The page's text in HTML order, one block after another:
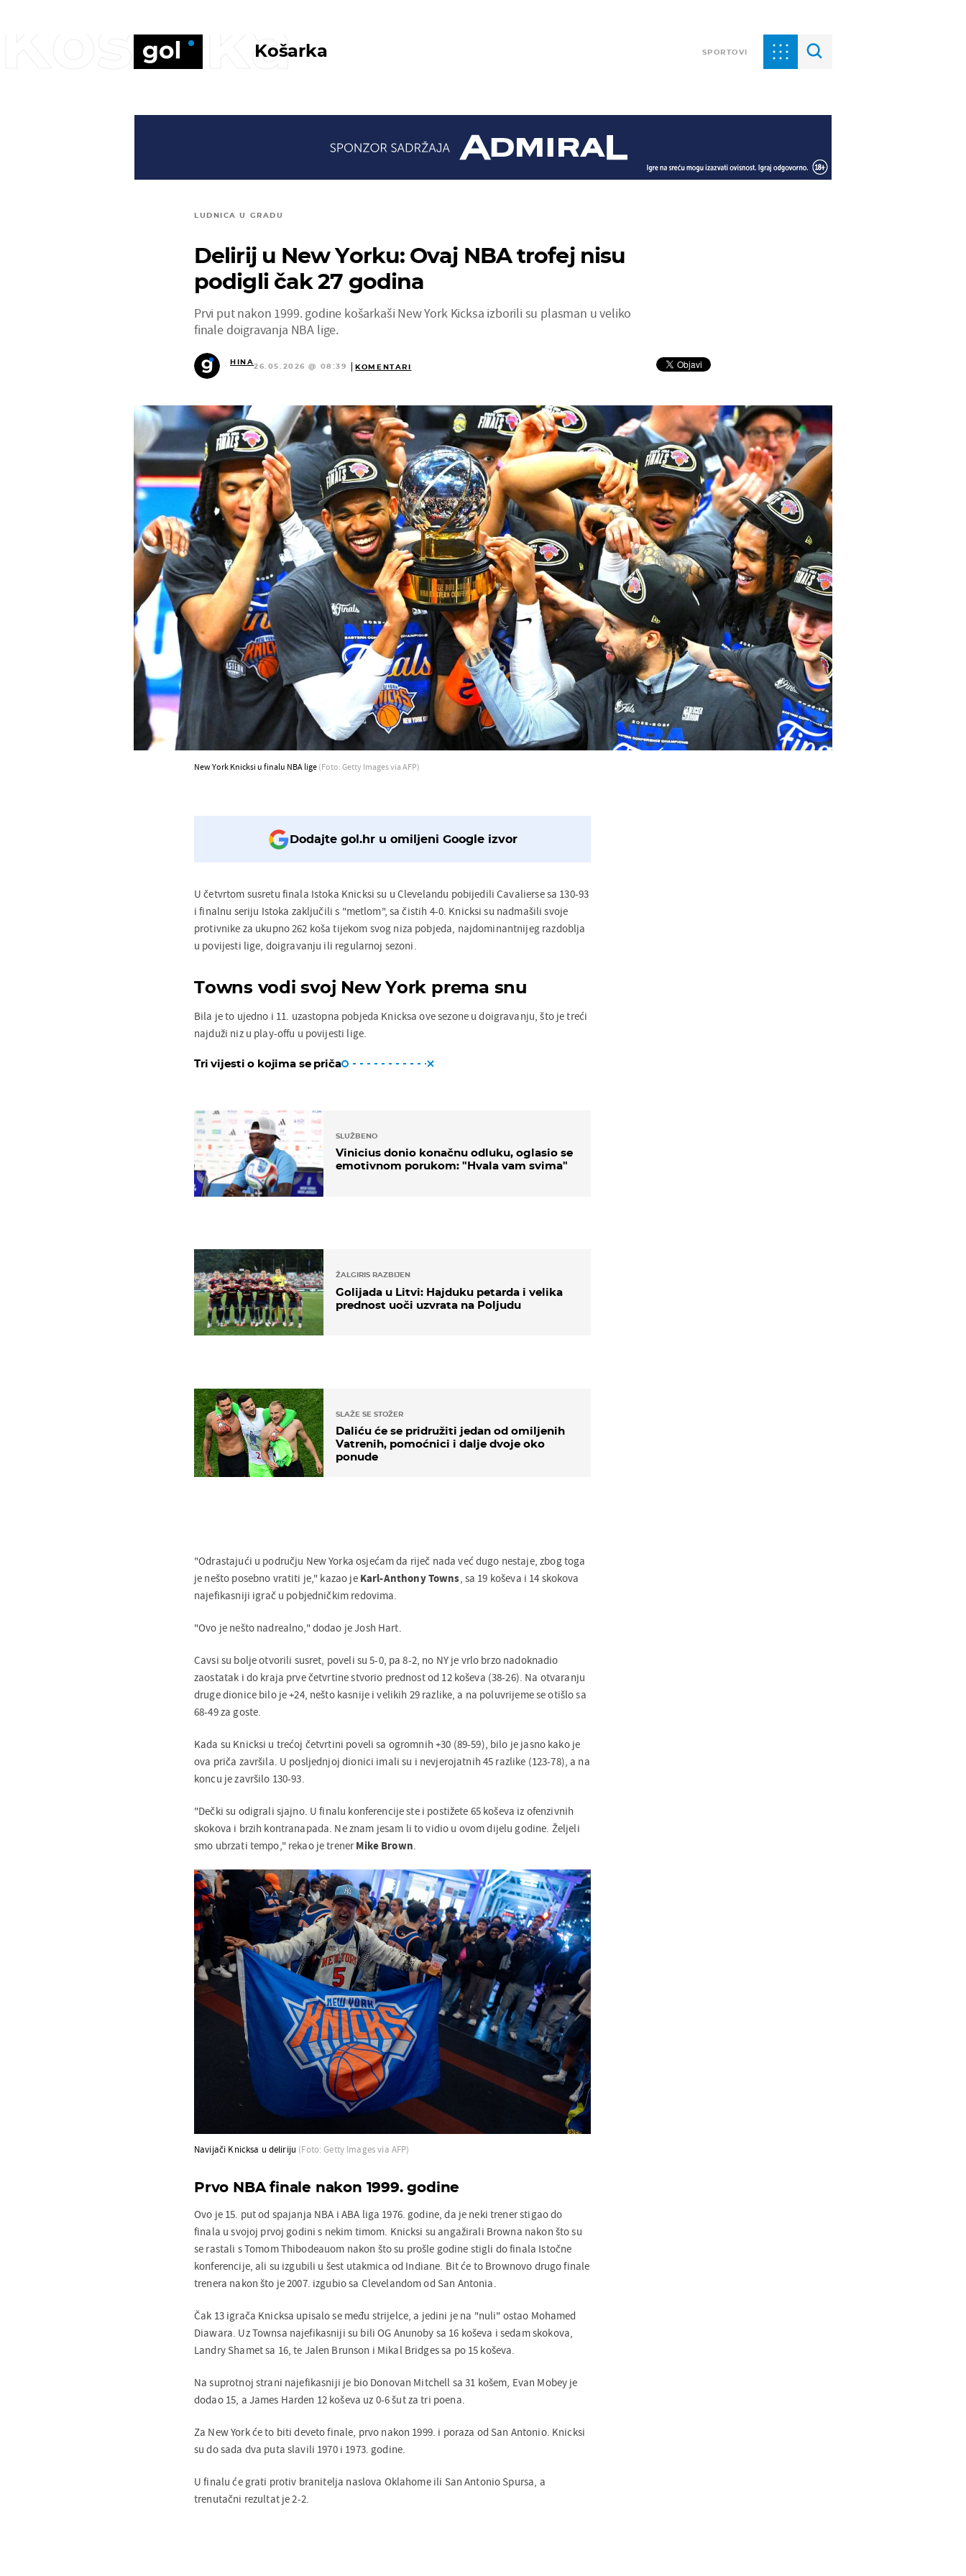
Košarka SPORTOVI
Košarka
LUDNICA U GRADU
Delirij u New Yorku: Ovaj NBA trofej nisu
podigli čak 27 godina
Prvi put nakon 1999. godine košarkaši New York Kicksa izborili su plasman u veliko
finale doigravanja NBA lige.
HINA
26.05.2026 @ 08:39 KOMENTARI
New York Knicksi u finalu NBA lige (Foto: Getty Images via AFP)
Dodajte gol.hr u omiljeni Google izvor
U četvrtom susretu finala Istoka Knicksi su u Clevelandu pobijedili Cavalierse sa 130-93
i finalnu seriju Istoka zaključili s "metlom", sa čistih 4-0. Knicksi su nadmašili svoje
protivnike za ukupno 262 koša tijekom svog niza pobjeda, najdominantnijeg razdoblja
u povijesti lige, doigravanju ili regularnoj sezoni.
Towns vodi svoj New York prema snu
Bila je to ujedno i 11. uzastopna pobjeda Knicksa ove sezone u doigravanju, što je treći
najduži niz u play-offu u povijesti lige.
Tri vijesti o kojima se priča
SLUŽBENO
Vinicius donio konačnu odluku, oglasio se
emotivnom porukom: "Hvala vam svima"
ŽALGIRIS RAZBIJEN
Golijada u Litvi: Hajduku petarda i velika
prednost uoči uzvrata na Poljudu
SLAŽE SE STOŽER
Daliću će se pridružiti jedan od omiljenih
Vatrenih, pomoćnici i dalje dvoje oko
ponude
"Odrastajući u području New Yorka osjećam da riječ nada već dugo nestaje, zbog toga
je nešto posebno vratiti je," kazao je Karl-Anthony Towns, sa 19 koševa i 14 skokova
najefikasniji igrač u pobjedničkim redovima.
"Ovo je nešto nadrealno," dodao je Josh Hart.
Cavsi su bolje otvorili susret, poveli su 5-0, pa 8-2, no NY je vrlo brzo nadoknadio
zaostatak i do kraja prve četvrtine stvorio prednost od 12 koševa (38-26). Na otvaranju
druge dionice bilo je +24, nešto kasnije i velikih 29 razlike, a na poluvrijeme se otišlo sa
68-49 za goste.
Kada su Knicksi u trećoj četvrtini poveli sa ogromnih +30 (89-59), bilo je jasno kako je
ova priča završila. U posljednjoj dionici imali su i nevjerojatnih 45 razlike (123-78), a na
koncu je završilo 130-93.
"Dečki su odigrali sjajno. U finalu konferencije ste i postižete 65 koševa iz ofenzivnih
skokova i brzih kontranapada. Ne znam jesam li to vidio u ovom dijelu godine. Željeli
smo ubrzati tempo," rekao je trenerMike Brown.
Navijači Knicksa u deliriju (Foto: Getty Images via AFP)
Prvo NBA finale nakon 1999. godine
Ovo je 15. put od spajanja NBA i ABA liga 1976. godine, da je neki trener stigao do
finala u svojoj prvoj godini s nekim timom. Knicksi su angažirali Browna nakon što su
se rastali s Tomom Thibodeauom nakon što su prošle godine stigli do finala Istočne
konferencije, ali su izgubili u šest utakmica od Indiane. Bit će to Brownovo drugo finale
trenera nakon što je 2007. izgubio sa Clevelandom od San Antonia.
Čak 13 igrača Knicksa upisalo se među strijelce, a jedini je na "nuli" ostao Mohamed
Diawara. Uz Townsa najefikasniji su bili OG Anunoby sa 16 koševa i sedam skokova,
Landry Shamet sa 16, te Jalen Brunson i Mikal Bridges sa po 15 koševa.
Na suprotnoj strani najefikasniji je bio Donovan Mitchell sa 31 košem, Evan Mobey je
dodao 15, a James Harden 12 koševa uz 0-6 šut za tri poena.
Za New York će to biti deveto finale, prvo nakon 1999. i poraza od San Antonio. Knicksi
su do sada dva puta slavili 1970 i 1973. godine.
U finalu će grati protiv branitelja naslova Oklahome ili San Antonio Spursa, a
trenutačni rezultat je 2-2.